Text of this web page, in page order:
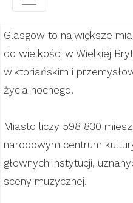
Glasgow to największe
do wielkości w Wielkiej
wiktoriańskim i
życia nocnego.
Miasto liczy 598 830
narodowym centrum
głównych instytucji,
sceny muzycznej.